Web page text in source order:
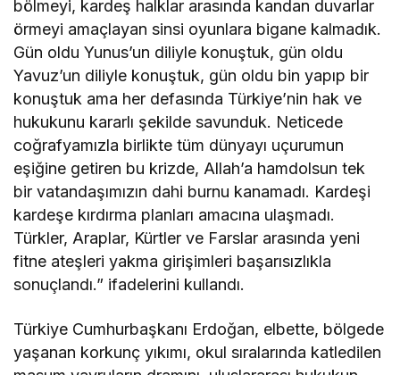
bölmeyi, kardeş halklar arasında kandan duvarlar
örmeyi amaçlayan sinsi oyunlara bigane kalmadık.
Gün oldu Yunus’un diliyle konuştuk, gün oldu
Yavuz’un diliyle konuştuk, gün oldu bin yapıp bir
konuştuk ama her defasında Türkiye’nin hak ve
hukukunu kararlı şekilde savunduk. Neticede
coğrafyamızla birlikte tüm dünyayı uçurumun
eşiğine getiren bu krizde, Allah’a hamdolsun tek
bir vatandaşımızın dahi burnu kanamadı. Kardeşi
kardeşe kırdırma planları amacına ulaşmadı.
Türkler, Araplar, Kürtler ve Farslar arasında yeni
fitne ateşleri yakma girişimleri başarısızlıkla
sonuçlandı.” ifadelerini kullandı.
Türkiye Cumhurbaşkanı Erdoğan, elbette, bölgede
yaşanan korkunç yıkımı, okul sıralarında katledilen